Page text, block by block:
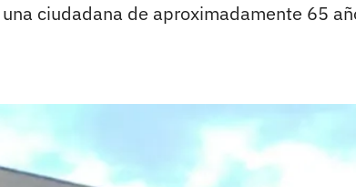
ciudadana de aproximadamente 65